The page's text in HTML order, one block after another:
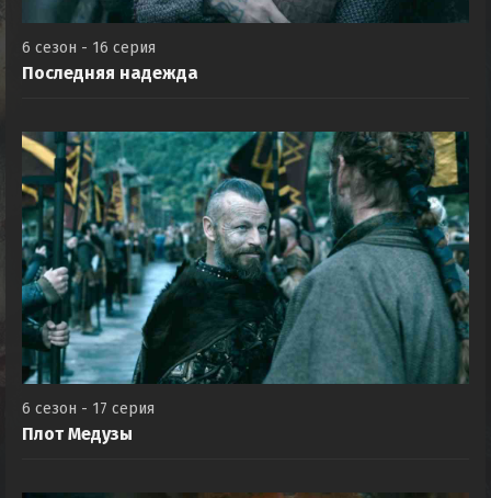
6 сезон - 16 серия
Последняя надежда
6 сезон - 17 серия
Плот Медузы